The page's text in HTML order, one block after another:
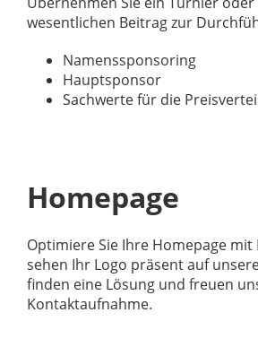
wesentlichen Beitrag zur
Namenssponsoring
Hauptsponsor
Sachwerte für die
Homepage
Optimiere Sie Ihre Homepage mit
sehen Ihr Logo präsent auf
finden eine Lösung und freuen
Kontaktaufnahme.